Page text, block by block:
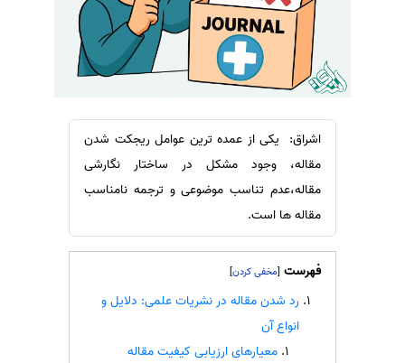
ترجمه عربی به فارسی
مشاهده همه زبان ها
سفارش ویرایش
سفارش پارافریز
سفارش فرمت‌بندی
سفارش معرفی مجله
سفارش معرفی مقاله
سفارش معرفی کتاب
سفارش چکیده مبسوط
سفارش ترجمه مولتی‌مدیا
سفارش گویندگی
سفارش تولید محتوا
سفارش ترجمه همزمان
اشراق: یکی از عمده ترین عوامل ریجکت شدن
مقاله، وجود مشکل در ساختار نگارشی
مقاله،عدم تناسب موضوعی و ترجمه نامناسب
مقاله ها است.
فهرست [
]
رد شدن مقاله در نشریات علمی: دلایل و
انواع آن
معیارهای ارزیابی کیفیت مقاله